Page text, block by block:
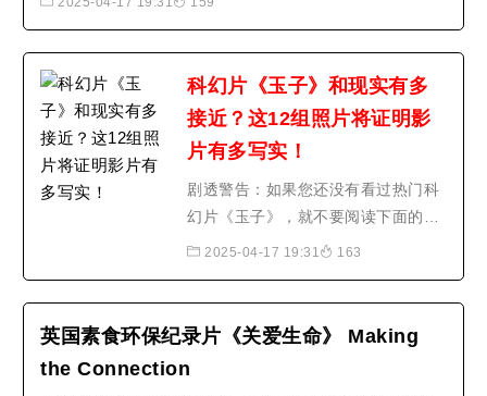
五十份不同的餐單之餘，又依據..科幻片《玉子》和现实有多
接近？这12组照片将证明影
片有多写实！
剧透警告：如果您还没有看过热门科
幻片《玉子》，就不要阅读下面的内
容。本文有严重剧透！我们不希望破
经知道《玉子》迄今制造的一些影响
力：启发嗜肉如命的观众选择纯素饮
食给已经素食的观众带来希望让成年
2025-04-17 19:31 163
英国素食环保纪录片《关爱生命》 Making
the Connection